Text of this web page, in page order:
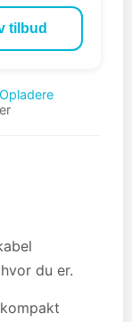
tilbud
Opladere
du er.